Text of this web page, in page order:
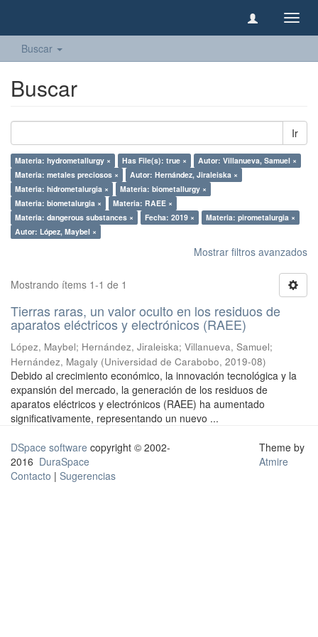
Buscar
Buscar
Ir
Materia: hydrometallurgy × Has File(s): true ×
Autor: Villanueva, Samuel ×
Materia: metales preciosos ×
Autor: Hernández, Jiraleiska ×
Materia: hidrometalurgia ×
Materia: biometallurgy ×
Materia: biometalurgia ×
Materia: RAEE ×
Materia: dangerous substances ×
Fecha: 2019 ×
Materia: pirometalurgia ×
Autor: López, Maybel ×
Mostrar filtros avanzados
Mostrando ítems 1-1 de 1
Tierras raras, un valor oculto en los residuos de
aparatos eléctricos y electrónicos (RAEE)
López, Maybel; Hernández, Jiraleiska; Villanueva, Samuel;
Hernández, Magaly (Universidad de Carabobo, 2019-08)
Debido al crecimiento económico, la innovación tecnológica y la
expansión del mercado, la generación de los residuos de
aparatos eléctricos y electrónicos (RAEE) ha aumentado
significativamente, representando un nuevo ...
DSpace software copyright © 2002-
2016 DuraSpace
Contacto | Sugerencias
Theme by
Atmire